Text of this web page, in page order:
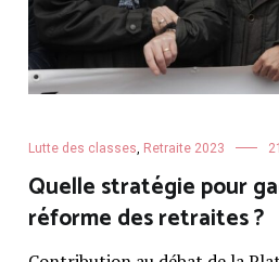
Lutte des classes Retraite 2023
Quelle stratégie pour
réforme des retraites ?